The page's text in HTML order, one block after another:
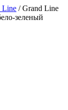
Line / Grand Line
зеленый